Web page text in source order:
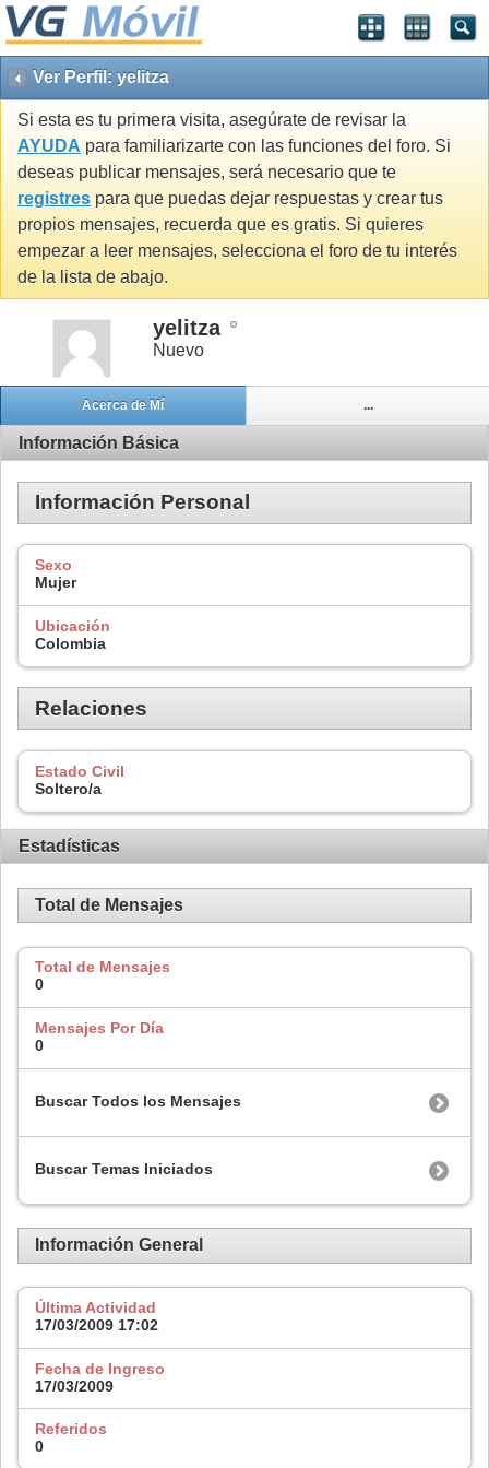
Ver Perfil: yelitza
Si esta es tu primera visita, asegúrate de revisar la
AYUDA para familiarizarte con las funciones del foro. Si
deseas publicar mensajes, será necesario que te
registres para que puedas dejar respuestas y crear tus
propios mensajes, recuerda que es gratis. Si quieres
empezar a leer mensajes, selecciona el foro de tu interés
de la lista de abajo.
yelitza
Nuevo
Acerca de Mí ...
Información Básica
Información Personal
Sexo
Mujer
Ubicación
Colombia
Relaciones
Estado Civil
Soltero/a
Estadísticas
Total de Mensajes
Total de Mensajes
0
Mensajes Por Día
0
Buscar Todos los Mensajes
Buscar Temas Iniciados
Información General
Última Actividad
17/03/2009 17:02
Fecha de Ingreso
17/03/2009
Referidos
0